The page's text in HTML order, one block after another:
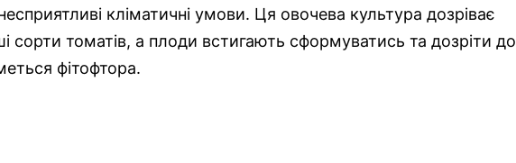
кліматичні умови. Ця овочева культура дозріває
сорти томатів, а плоди встигають сформуватись та дозріти до
фітофтора.